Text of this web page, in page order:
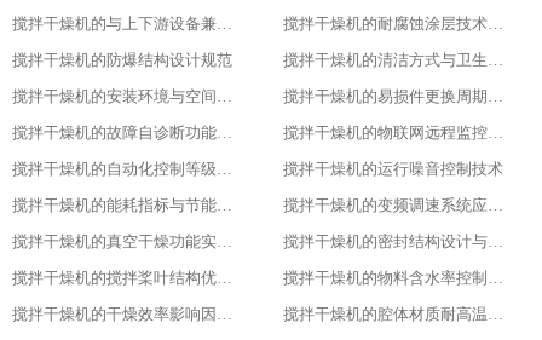
搅拌干燥机的与上下游设备兼容适配方案
搅拌干燥机的耐腐蚀涂层技术应用
搅拌干燥机的防爆结构设计规范
搅拌干燥机的清洁方式与卫生标准
搅拌干燥机的安装环境与空间要求
搅拌干燥机的易损件更换周期与维护
搅拌干燥机的故障自诊断功能解析
搅拌干燥机的物联网远程监控系统搭建
搅拌干燥机的自动化控制等级划分
搅拌干燥机的运行噪音控制技术
搅拌干燥机的能耗指标与节能改造方案
搅拌干燥机的变频调速系统应用优势
搅拌干燥机的真空干燥功能实现原理
搅拌干燥机的密封结构设计与防泄漏技术
搅拌干燥机的搅拌桨叶结构优化方案
搅拌干燥机的物料含水率控制精度
搅拌干燥机的干燥效率影响因素分析
搅拌干燥机的腔体材质耐高温性能指标